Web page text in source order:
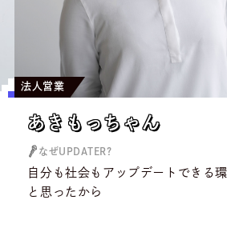
法人営業
あきもっちゃん
あきもっちゃん
なぜUPDATER?
自分も社会もアップデートできる
と思ったから